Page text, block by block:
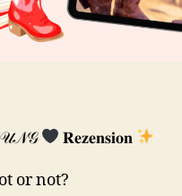
𝐑𝐞𝐳𝐞𝐧𝐬𝐢𝐨𝐧
or not?